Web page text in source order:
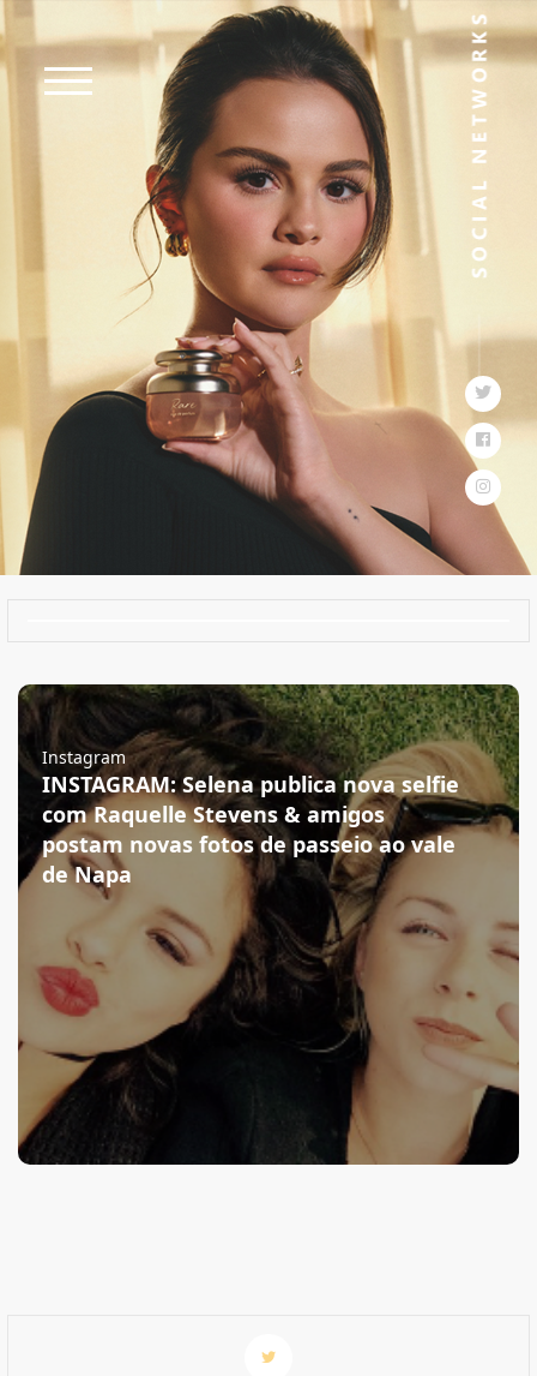
Instagram
INSTAGRAM: Selena publica nova selfie
com Raquelle Stevens & amigos
postam novas fotos de passeio ao vale
de Napa